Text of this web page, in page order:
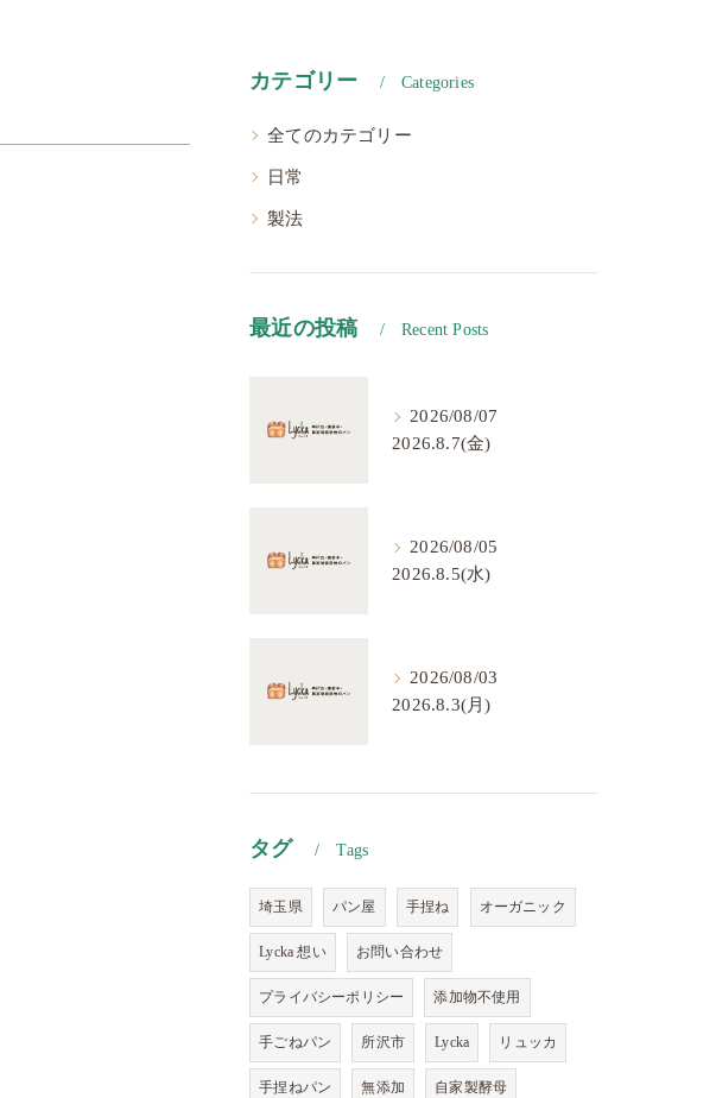
カテゴリー Categories
全てのカテゴリー
日常
製法
最近の投稿 Recent Posts
2026/08/07
2026.8.7(金)
2026/08/05
2026.8.5(水)
2026/08/03
2026.8.3(月)
タグ Tags
埼玉県 パン屋 手捏ね オーガニック
Lycka 想い お問い合わせ
プライバシーポリシー 添加物不使用
手ごねパン 所沢市 Lycka リュッカ
手捏ねパン 無添加 自家製酵母